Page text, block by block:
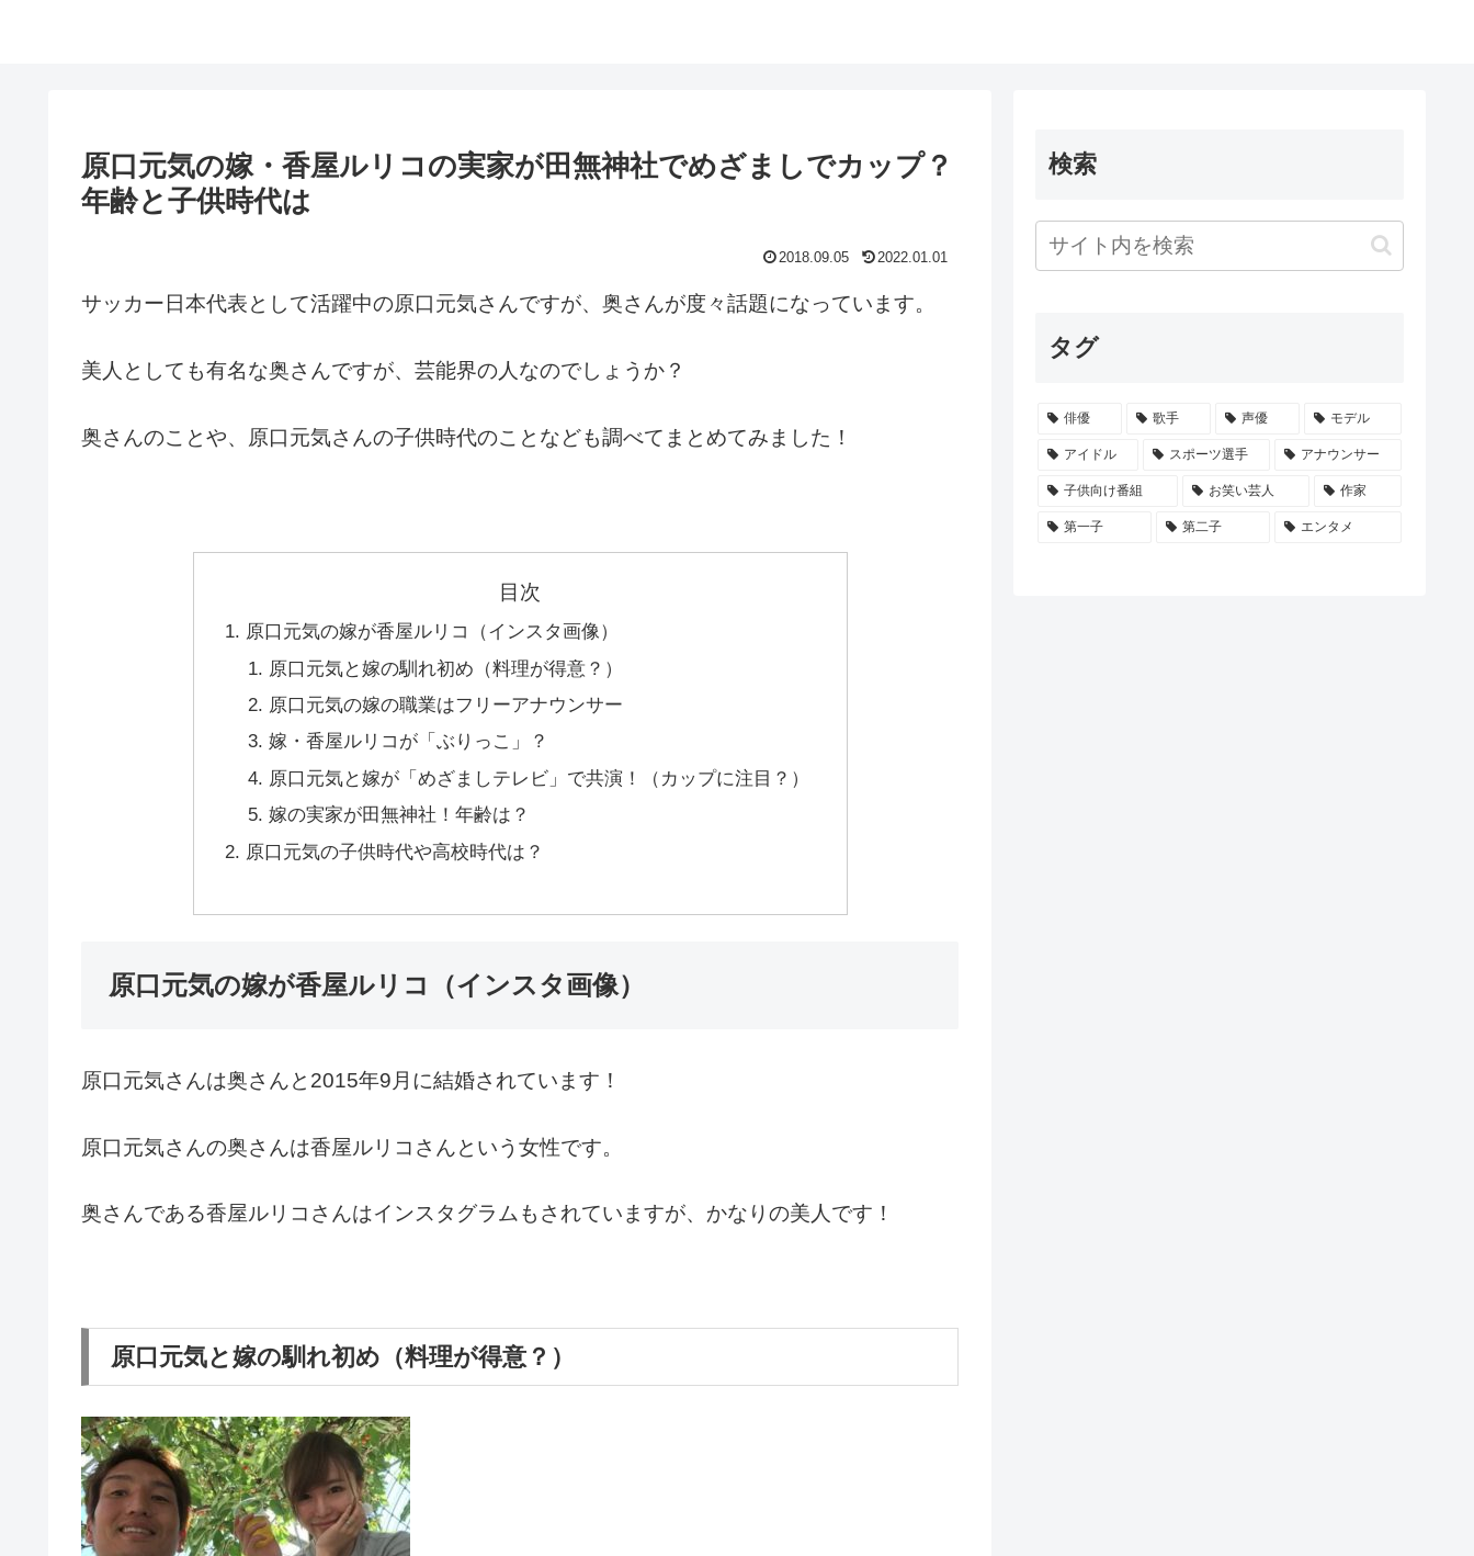
原口元気の嫁・香屋ルリコの実家が田無神社でめざましでカップ？
年齢と子供時代は
2018.09.05 2022.01.01
サッカー日本代表として活躍中の原口元気さんですが、奥さんが度々話題になっています。
美人としても有名な奥さんですが、芸能界の人なのでしょうか？
奥さんのことや、原口元気さんの子供時代のことなども調べてまとめてみました！
目次
原口元気の嫁が香屋ルリコ（インスタ画像）
原口元気と嫁の馴れ初め（料理が得意？）
原口元気の嫁の職業はフリーアナウンサー
嫁・香屋ルリコが「ぶりっこ」？
原口元気と嫁が「めざましテレビ」で共演！（カップに注目？）
嫁の実家が田無神社！年齢は？
原口元気の子供時代や高校時代は？
原口元気の嫁が香屋ルリコ（インスタ画像）
原口元気さんは奥さんと2015年9月に結婚されています！
原口元気さんの奥さんは香屋ルリコさんという女性です。
奥さんである香屋ルリコさんはインスタグラムもされていますが、かなりの美人です！
原口元気と嫁の馴れ初め（料理が得意？）
検索
タグ
俳優 歌手 声優 モデル
アイドル スポーツ選手 アナウンサー
子供向け番組 お笑い芸人 作家
第一子 第二子 エンタメ